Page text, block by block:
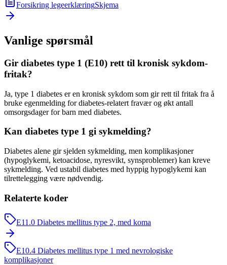
Forsikring legeerklæringSkjema
Vanlige spørsmål
Gir diabetes type 1 (E10) rett til kronisk sykdom-
fritak?
Ja, type 1 diabetes er en kronisk sykdom som gir rett til fritak fra å
bruke egenmelding for diabetes-relatert fravær og økt antall
omsorgsdager for barn med diabetes.
Kan diabetes type 1 gi sykmelding?
Diabetes alene gir sjelden sykmelding, men komplikasjoner
(hypoglykemi, ketoacidose, nyresvikt, synsproblemer) kan kreve
sykmelding. Ved ustabil diabetes med hyppig hypoglykemi kan
tilrettelegging være nødvendig.
Relaterte koder
E11.0 Diabetes mellitus type 2, med koma
E10.4 Diabetes mellitus type 1 med nevrologiske
komplikasjoner